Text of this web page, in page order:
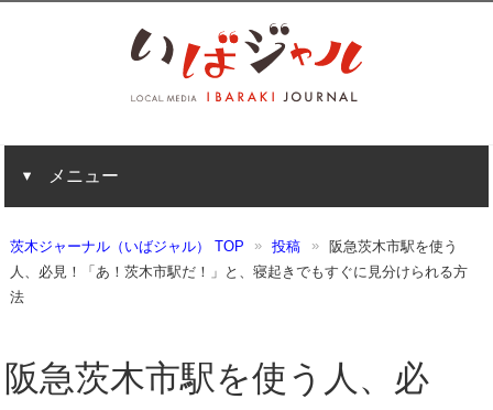
メニュー
茨木ジャーナル（いばジャル） TOP 投稿
阪急茨木市駅を使う
人、必見！「あ！茨木市駅だ！」と、寝起きでもすぐに見分けられる方
法
阪急茨木市駅を使う人、必